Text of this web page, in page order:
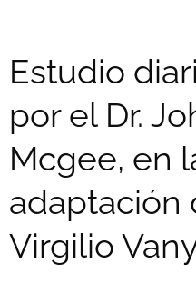
Estudio
por el Dr.
Mcgee, en
adaptación
Virgilio